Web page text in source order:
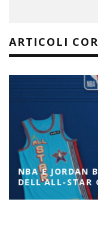
ARTICOLI
NBA E JORDAN
DELL’ALL-STAR